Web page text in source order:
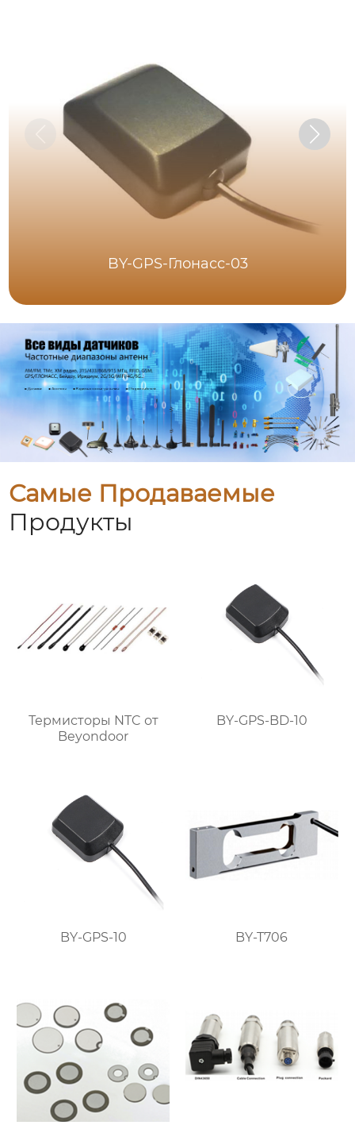
BY-GPS-Глонасс-03
Самые Продаваемые
Продукты
Термисторы NTC от
Beyondoor
BY-GPS-BD-10
BY-GPS-10 BY-T706